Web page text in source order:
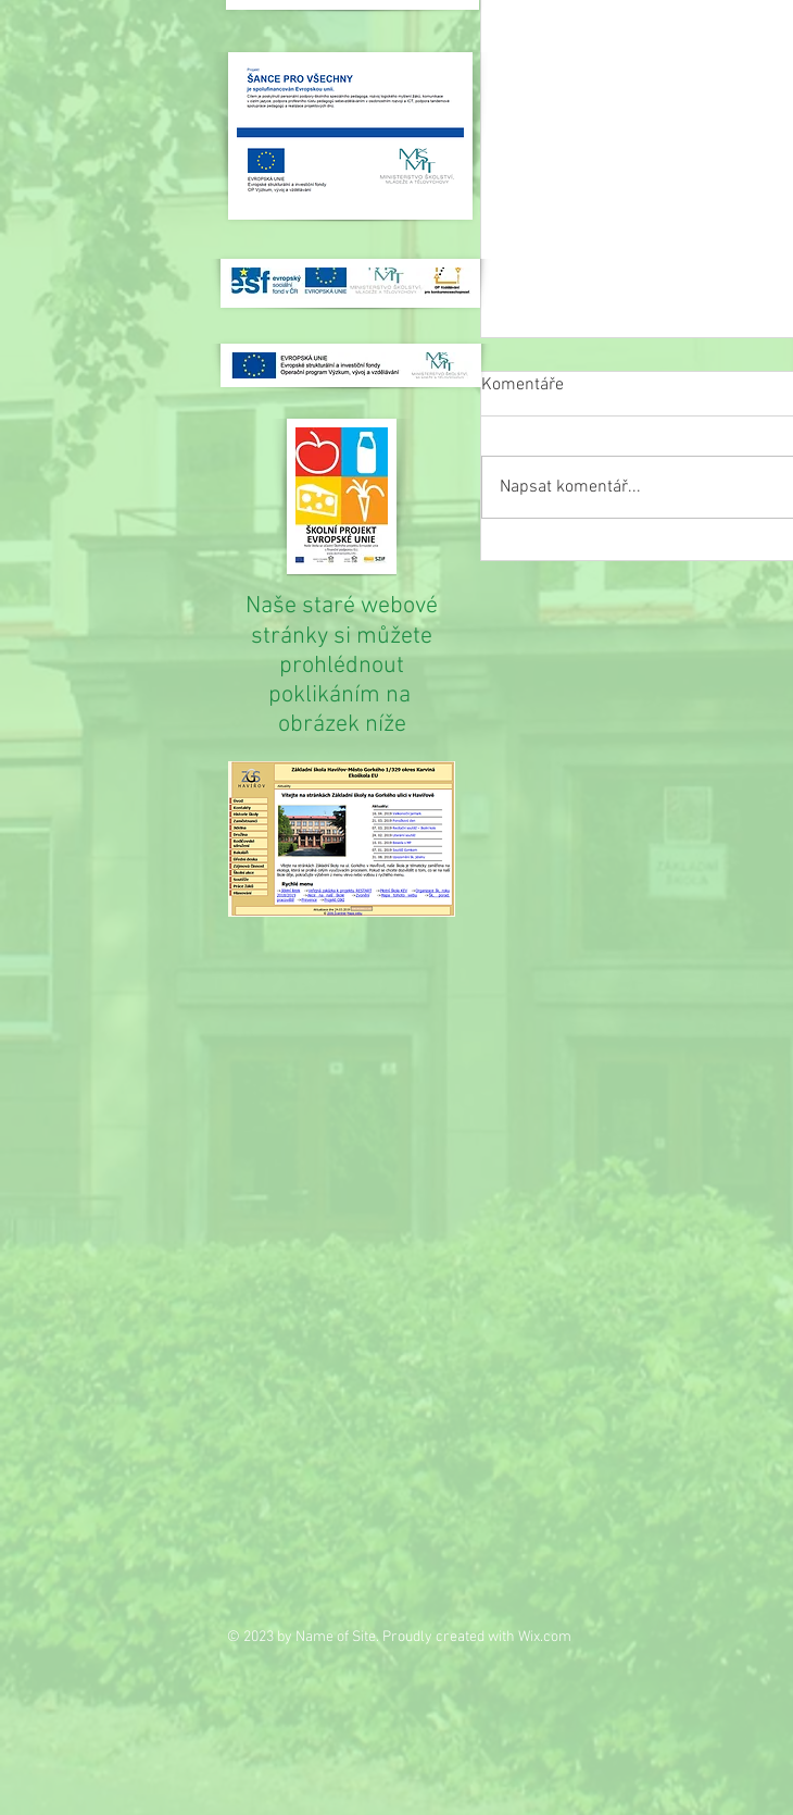
Slavnostní ukončení školního roku
Komentáře
Napsat komentář...
Naše staré webové
stránky si můžete
prohlédnout
poklikáním na
obrázek níže
© 2023 by Name of Site. Proudly created with Wix.com